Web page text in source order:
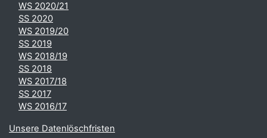
WS 2020/21
SS 2020
WS 2019/20
SS 2019
WS 2018/19
SS 2018
WS 2017/18
SS 2017
WS 2016/17
Unsere Datenlöschfristen